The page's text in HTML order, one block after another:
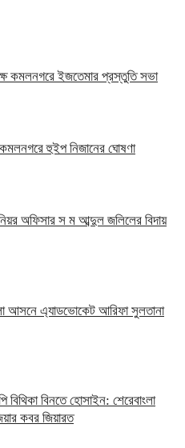
কমলনগরে ইজতেমার প্রস্তুতি সভা
হুইপ নিজানের ঘোষণা
অফিসার স ম আব্দুল জলিলের বিদায়
আসনে এ্যাডভোকেট আরিফা সুলতানা
বিনতে হোসাইন: শেরেবাংলা
কবর জিয়ারত